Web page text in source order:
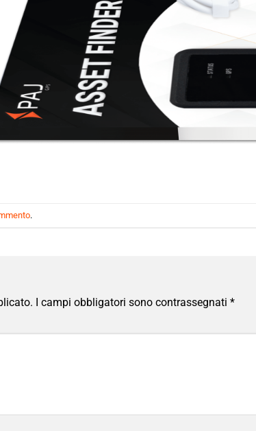
.
I campi obbligatori sono contrassegnati *